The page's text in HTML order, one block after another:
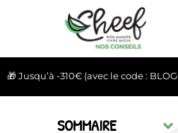
🎁 Jusqu’à -310€ (avec le code :
SOMMAIRE